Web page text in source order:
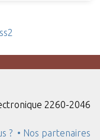
2260-2046
? • Nos partenaires